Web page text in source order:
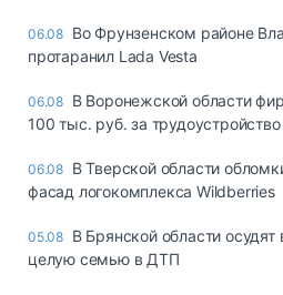
06.08 Во Фрунзенском районе
протаранил Lada Vesta
06.08 В Воронежской области
100 тыс. руб. за
06.08 В Тверской области
фасад логокомплекса Wildberries
05.08 В Брянской области осудят
целую семью в ДТП